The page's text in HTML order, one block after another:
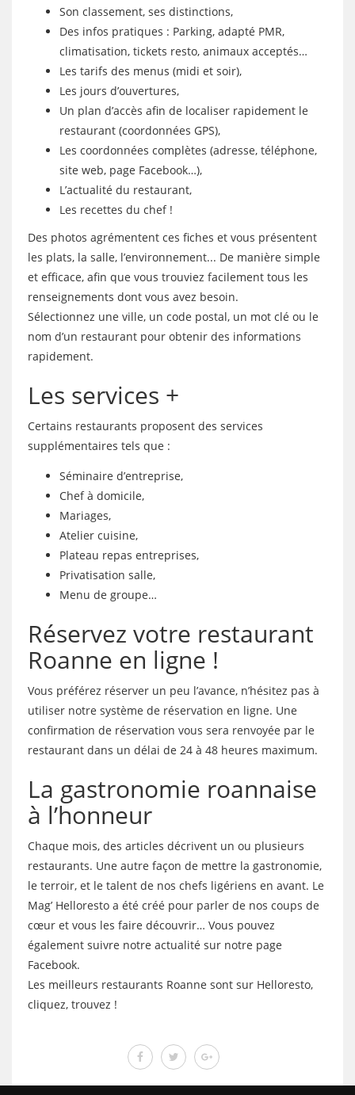
Son classement, ses distinctions,
Des infos pratiques : Parking, adapté PMR,
climatisation, tickets resto, animaux acceptés…
Les tarifs des menus (midi et soir),
Les jours d’ouvertures,
Un plan d’accès afin de localiser rapidement le
restaurant (coordonnées GPS),
Les coordonnées complètes (adresse, téléphone,
site web, page Facebook…),
L’actualité du restaurant,
Les recettes du chef !
Des photos agrémentent ces fiches et vous présentent
les plats, la salle, l’environnement... De manière simple
et efficace, afin que vous trouviez facilement tous les
renseignements dont vous avez besoin.
Sélectionnez une ville, un code postal, un mot clé ou le
nom d’un restaurant pour obtenir des informations
rapidement.
Les services +
Certains restaurants proposent des services
supplémentaires tels que :
Séminaire d’entreprise,
Chef à domicile,
Mariages,
Atelier cuisine,
Plateau repas entreprises,
Privatisation salle,
Menu de groupe…
Réservez votre restaurant
Roanne en ligne !
Vous préférez réserver un peu l’avance, n’hésitez pas à
utiliser notre système de réservation en ligne. Une
confirmation de réservation vous sera renvoyée par le
restaurant dans un délai de 24 à 48 heures maximum.
La gastronomie roannaise
à l’honneur
Chaque mois, des articles décrivent un ou plusieurs
restaurants. Une autre façon de mettre la gastronomie,
le terroir, et le talent de nos chefs ligériens en avant. Le
Mag’ Helloresto a été créé pour parler de nos coups de
cœur et vous les faire découvrir… Vous pouvez
également suivre notre actualité sur notre page
Facebook.
Les meilleurs restaurants Roanne sont sur Helloresto,
cliquez, trouvez !